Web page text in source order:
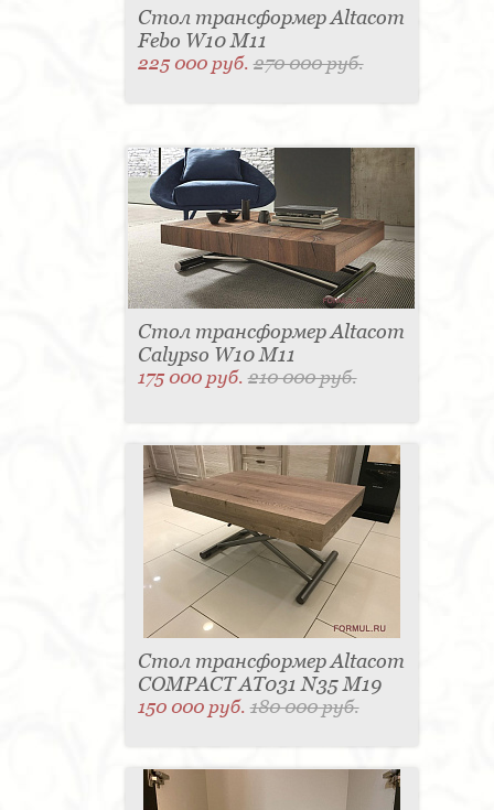
Стол трансформер Altacom
Febo W10 M11
225 000 руб.270 000 руб.
Стол трансформер Altacom
Calypso W10 M11
175 000 руб.210 000 руб.
Стол трансформер Altacom
COMPACT AT031 N35 M19
150 000 руб.180 000 руб.